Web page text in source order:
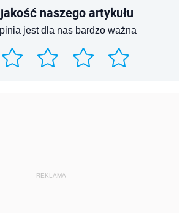
naszego artykułu
jest dla nas bardzo ważna
REKLAMA